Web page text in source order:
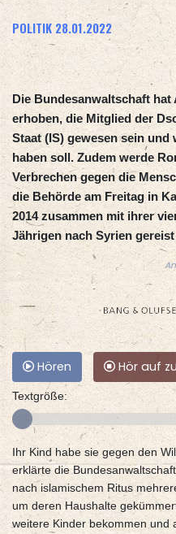
POLITIK 28.01.2022
Die Bundesanwaltschaft
erhoben, die Mitglied der
Staat (IS) gewesen sein
haben soll. Zudem werde
Verbrechen gegen die
die Behörde am Freitag in
2014 zusammen mit ihrer
Jährigen nach Syrien
Hören Hör auf
Textgröße:
Ihr Kind habe sie gegen den
erklärte die
nach islamischem Ritus
um deren Haushalte
weitere Kinder bekommen und